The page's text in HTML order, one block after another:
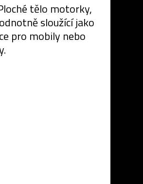
tělo motorky,
sloužící jako
pro mobily nebo